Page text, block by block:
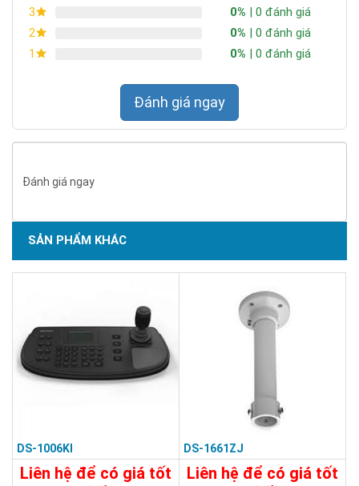
3
0% | 0 đánh giá
2
0% | 0 đánh giá
1
0% | 0 đánh giá
Đánh giá ngay
Đánh giá ngay
SẢN PHẨM KHÁC
DS-1006KI
Liên hệ để có giá tốt
DS-1661ZJ
Liên hệ để có giá tốt